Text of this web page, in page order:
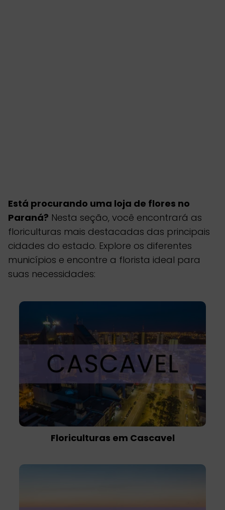
Está procurando uma loja de flores no
Paraná? Nesta seção, você encontrará as
floriculturas mais destacadas das principais
cidades do estado. Explore os diferentes
municípios e encontre a florista ideal para
suas necessidades:
Floriculturas em Cascavel